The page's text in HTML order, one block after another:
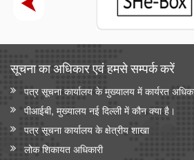
सूचना का अधिकार एवं हमसे सम्‍पर्क करें
पत्र सूचना कार्यालय के मुख्यालय में कार्यरत
पीआईबी, मुख्यालय नई दिल्ली में कौन क्या है।
पत्र सूचना कार्यालय के क्षेत्रीय शाखा
लोक शिकायत अधिकारी